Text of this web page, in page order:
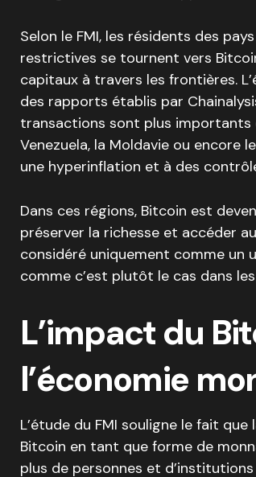
Selon le FMI, les résidents des
restrictives se tournent vers
capitaux à travers les frontières.
des rapports établis par
transactions sont plus importants
Venezuela, la Moldavie ou encore
une hyperinflation et à des
Dans ces régions, Bitcoin est
préserver la richesse et accéder
considéré uniquement comme un
comme c’est plutôt le cas dans
L’impact du
l’économie
L’étude du FMI souligne le fait
Bitcoin en tant que forme de
plus de personnes et